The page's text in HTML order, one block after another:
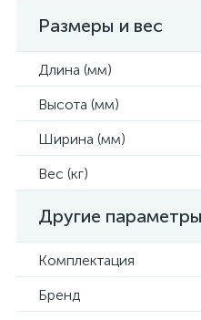
Размеры и вес
Длина (мм)
Высота (мм)
Ширина (мм)
Вес (кг)
Другие параметры
Комплектация
Бренд